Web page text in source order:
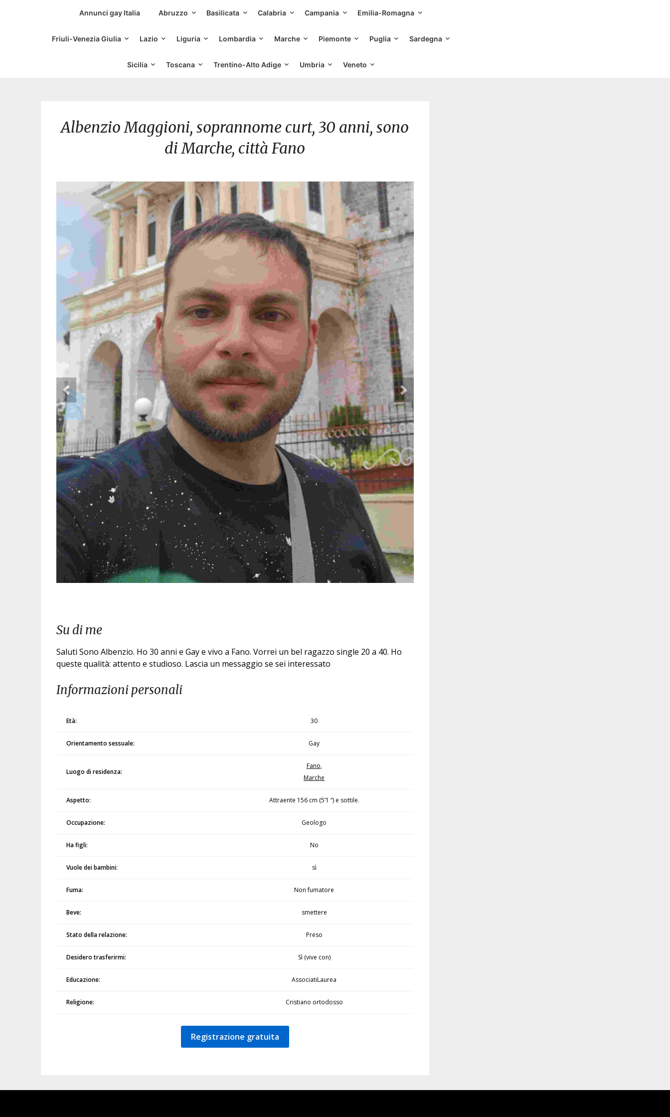
Siti Incontri Gay
Annunci gay Italia Abruzzo Basilicata Calabria Campania Emilia-Romagna
Friuli-Venezia Giulia Lazio Liguria Lombardia Marche Piemonte Puglia Sardegna
Sicilia Toscana Trentino-Alto Adige Umbria Veneto
Albenzio Maggioni, soprannome curt, 30 anni, sono
di Marche, città Fano
Su di me
Saluti Sono Albenzio. Ho 30 anni e Gay e vivo a Fano. Vorrei un bel ragazzo single 20 a 40. Ho
queste qualità: attento e studioso. Lascia un messaggio se sei interessato
Informazioni personali
Età: 30
Orientamento sessuale: Gay
Luogo di residenza:
Fano,
Marche
Aspetto: Attraente 156 cm (5’1 “) e sottile.
Occupazione: Geologo
Ha figli: No
Vuole dei bambini: sì
Fuma: Non fumatore
Beve: smettere
Stato della relazione: Preso
Desidero trasferirmi: Sì (vive con)
Educazione: AssociatiLaurea
Religione: Cristiano ortodosso
Registrazione gratuita